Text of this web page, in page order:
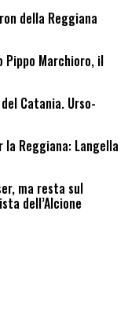
della Reggiana
Marchioro, il
Catania. Urso-
Reggiana: Langella
ma resta sul
dell’Alcione